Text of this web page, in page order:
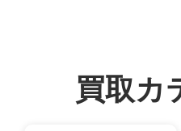
買取カ